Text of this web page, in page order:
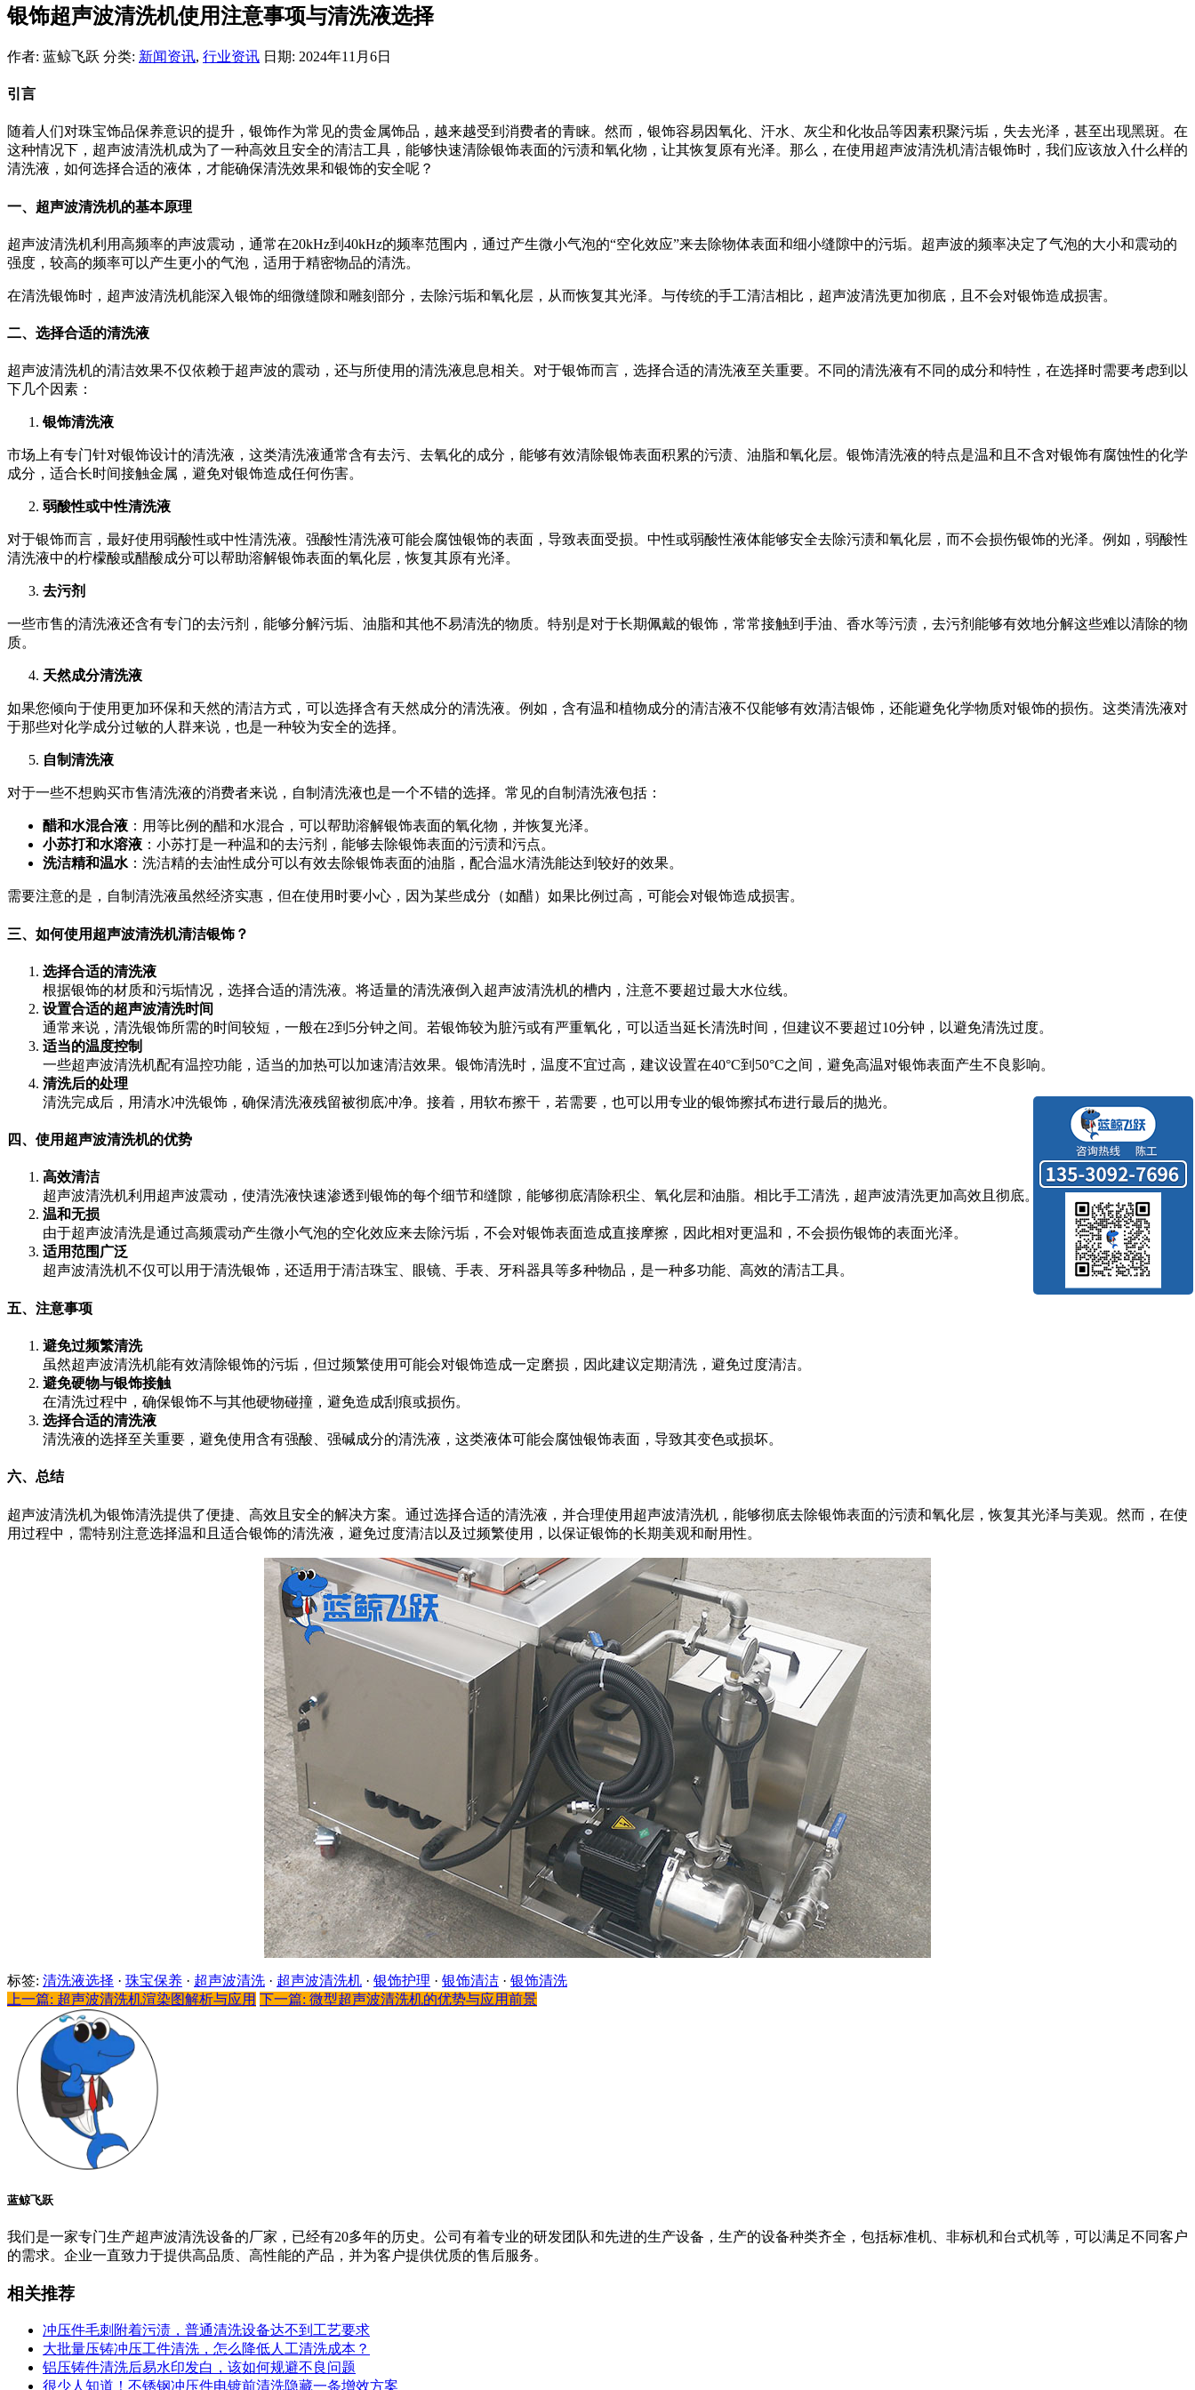
银饰超声波清洗机使用注意事项与清洗液选择
作者: 蓝鲸飞跃 分类: 新闻资讯, 行业资讯 日期: 2024年11月6日
引言
随着人们对珠宝饰品保养意识的提升，银饰作为常见的贵金属饰品，越来越受到消费者的青睐。然而，银饰容易因氧化、汗水、灰尘和化妆品等因素积聚污垢，失去光泽，甚至出现黑斑。在
这种情况下，超声波清洗机成为了一种高效且安全的清洁工具，能够快速清除银饰表面的污渍和氧化物，让其恢复原有光泽。那么，在使用超声波清洗机清洁银饰时，我们应该放入什么样的
清洗液，如何选择合适的液体，才能确保清洗效果和银饰的安全呢？
一、超声波清洗机的基本原理
超声波清洗机利用高频率的声波震动，通常在20kHz到40kHz的频率范围内，通过产生微小气泡的“空化效应”来去除物体表面和细小缝隙中的污垢。超声波的频率决定了气泡的大小和震动的
强度，较高的频率可以产生更小的气泡，适用于精密物品的清洗。
在清洗银饰时，超声波清洗机能深入银饰的细微缝隙和雕刻部分，去除污垢和氧化层，从而恢复其光泽。与传统的手工清洁相比，超声波清洗更加彻底，且不会对银饰造成损害。
二、选择合适的清洗液
超声波清洗机的清洁效果不仅依赖于超声波的震动，还与所使用的清洗液息息相关。对于银饰而言，选择合适的清洗液至关重要。不同的清洗液有不同的成分和特性，在选择时需要考虑到以
下几个因素：
银饰清洗液
市场上有专门针对银饰设计的清洗液，这类清洗液通常含有去污、去氧化的成分，能够有效清除银饰表面积累的污渍、油脂和氧化层。银饰清洗液的特点是温和且不含对银饰有腐蚀性的化学
成分，适合长时间接触金属，避免对银饰造成任何伤害。
弱酸性或中性清洗液
对于银饰而言，最好使用弱酸性或中性清洗液。强酸性清洗液可能会腐蚀银饰的表面，导致表面受损。中性或弱酸性液体能够安全去除污渍和氧化层，而不会损伤银饰的光泽。例如，弱酸性
清洗液中的柠檬酸或醋酸成分可以帮助溶解银饰表面的氧化层，恢复其原有光泽。
去污剂
一些市售的清洗液还含有专门的去污剂，能够分解污垢、油脂和其他不易清洗的物质。特别是对于长期佩戴的银饰，常常接触到手油、香水等污渍，去污剂能够有效地分解这些难以清除的物
质。
天然成分清洗液
如果您倾向于使用更加环保和天然的清洁方式，可以选择含有天然成分的清洗液。例如，含有温和植物成分的清洁液不仅能够有效清洁银饰，还能避免化学物质对银饰的损伤。这类清洗液对
于那些对化学成分过敏的人群来说，也是一种较为安全的选择。
自制清洗液
对于一些不想购买市售清洗液的消费者来说，自制清洗液也是一个不错的选择。常见的自制清洗液包括：
醋和水混合液 ：用等比例的醋和水混合，可以帮助溶解银饰表面的氧化物，并恢复光泽。
小苏打和水溶液 ：小苏打是一种温和的去污剂，能够去除银饰表面的污渍和污点。
洗洁精和温水：洗洁精的去油性成分可以有效去除银饰表面的油脂，配合温水清洗能达到较好的效果。
需要注意的是，自制清洗液虽然经济实惠，但在使用时要小心，因为某些成分（如醋）如果比例过高，可能会对银饰造成损害。
三、如何使用超声波清洗机清洁银饰？
选择合适的清洗液
根据银饰的材质和污垢情况，选择合适的清洗液。将适量的清洗液倒入超声波清洗机的槽内，注意不要超过最大水位线。
设置合适的超声波清洗时间
通常来说，清洗银饰所需的时间较短，一般在2到5分钟之间。若银饰较为脏污或有严重氧化，可以适当延长清洗时间，但建议不要超过10分钟，以避免清洗过度。
适当的温度控制
一些超声波清洗机配有温控功能，适当的加热可以加速清洁效果。银饰清洗时，温度不宜过高，建议设置在40°C到50°C之间，避免高温对银饰表面产生不良影响。
清洗后的处理
清洗完成后，用清水冲洗银饰，确保清洗液残留被彻底冲净。接着，用软布擦干，若需要，也可以用专业的银饰擦拭布进行最后的抛光。
四、使用超声波清洗机的优势
高效清洁
超声波清洗机利用超声波震动，使清洗液快速渗透到银饰的每个细节和缝隙，能够彻底清除积尘、氧化层和油脂。相比手工清洗，超声波清洗更加高效且彻底。
温和无损
由于超声波清洗是通过高频震动产生微小气泡的空化效应来去除污垢，不会对银饰表面造成直接摩擦，因此相对更温和，不会损伤银饰的表面光泽。
适用范围广泛
超声波清洗机不仅可以用于清洗银饰，还适用于清洁珠宝、眼镜、手表、牙科器具等多种物品，是一种多功能、高效的清洁工具。
五、注意事项
避免过频繁清洗
虽然超声波清洗机能有效清除银饰的污垢，但过频繁使用可能会对银饰造成一定磨损，因此建议定期清洗，避免过度清洁。
避免硬物与银饰接触
在清洗过程中，确保银饰不与其他硬物碰撞，避免造成刮痕或损伤。
选择合适的清洗液
清洗液的选择至关重要，避免使用含有强酸、强碱成分的清洗液，这类液体可能会腐蚀银饰表面，导致其变色或损坏。
六、总结
超声波清洗机为银饰清洗提供了便捷、高效且安全的解决方案。通过选择合适的清洗液，并合理使用超声波清洗机，能够彻底去除银饰表面的污渍和氧化层，恢复其光泽与美观。然而，在使
用过程中，需特别注意选择温和且适合银饰的清洗液，避免过度清洁以及过频繁使用，以保证银饰的长期美观和耐用性。
标签: 清洗液选择 · 珠宝保养 · 超声波清洗 · 超声波清洗机 · 银饰护理 · 银饰清洁 · 银饰清洗
上一篇: 超声波清洗机渲染图解析与应用 下一篇: 微型超声波清洗机的优势与应用前景
蓝鲸飞跃
我们是一家专门生产超声波清洗设备的厂家，已经有20多年的历史。公司有着专业的研发团队和先进的生产设备，生产的设备种类齐全，包括标准机、非标机和台式机等，可以满足不同客户
的需求。企业一直致力于提供高品质、高性能的产品，并为客户提供优质的售后服务。
相关推荐
冲压件毛刺附着污渍，普通清洗设备达不到工艺要求
大批量压铸冲压工件清洗，怎么降低人工清洗成本？
铝压铸件清洗后易水印发白，该如何规避不良问题
很少人知道！不锈钢冲压件电镀前清洗隐藏一条增效方案